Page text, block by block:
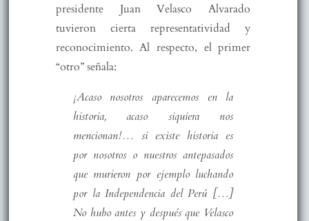
presidente Juan Velasco Alvarado
tuvieron cierta representatividad y
reconocimiento. Al respecto, el primer
“otro” señala:
¡Acaso nosotros aparecemos en la
historia, acaso siquiera nos
mencionan!… si existe historia es
por nosotros o nuestros antepasados
que murieron por ejemplo luchando
por la Independencia del Perú […]
No hubo antes y después que Velasco